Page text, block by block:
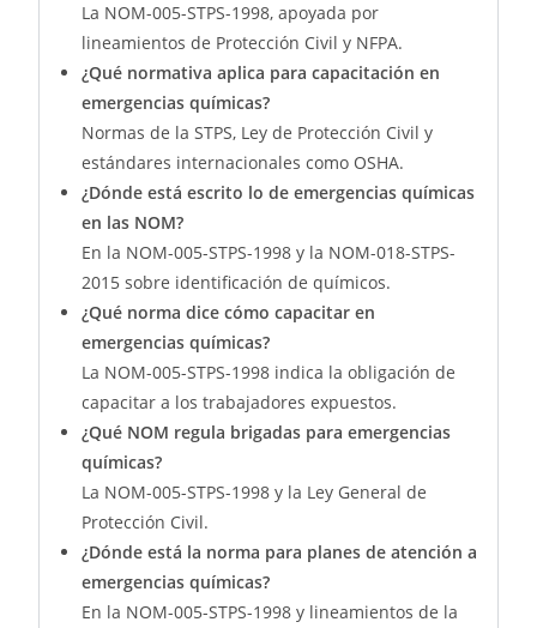
La NOM-005-STPS-1998, apoyada por
lineamientos de Protección Civil y NFPA.
¿Qué normativa aplica para capacitación en
emergencias químicas?
Normas de la STPS, Ley de Protección Civil y
estándares internacionales como OSHA.
¿Dónde está escrito lo de emergencias químicas
en las NOM?
En la NOM-005-STPS-1998 y la NOM-018-STPS-
2015 sobre identificación de químicos.
¿Qué norma dice cómo capacitar en
emergencias químicas?
La NOM-005-STPS-1998 indica la obligación de
capacitar a los trabajadores expuestos.
¿Qué NOM regula brigadas para emergencias
químicas?
La NOM-005-STPS-1998 y la Ley General de
Protección Civil.
¿Dónde está la norma para planes de atención a
emergencias químicas?
En la NOM-005-STPS-1998 y lineamientos de la